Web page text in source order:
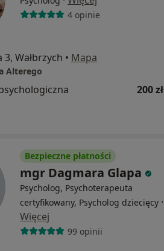
4 opinie
Wałbrzych • Mapa
Alterego
200 zł
Bezpieczne płatności
mgr Dagmara Glapa
Psycholog, Psychoterapeuta
certyfikowany, Psycholog dziecięcy ·
Więcej
99 opinii